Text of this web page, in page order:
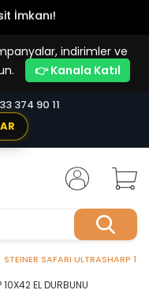
İmkanı!
indirimler ve
👉 Kanala Katıl
374 90 11
STEINER SAFARI ULTRASHARP